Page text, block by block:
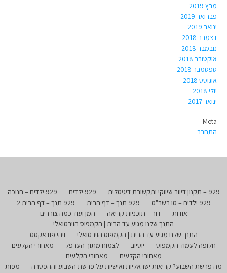
מרץ 2019
פברואר 2019
ינואר 2019
דצמבר 2018
נובמבר 2018
אוקטובר 2018
ספטמבר 2018
אוגוסט 2018
יולי 2018
ינואר 2017
Meta
התחבר
929 – תקנון דיוור שיווקי ותקשורת דיגיטלית 929 ילדים
929 ילדים – חנוכה
929 ילדים – טו בשב"ט
929 תנך – דף הבית
929 תנך – דף הבית 2
אודות
דור – תוכניות קריאה
המן ועוד כמה צוררים
התנך שלנו מגיע עד הבית | הקמפוס הוירטואלי
התנך שלנו מגיע עד הבית | הקמפוס הוירטואלי
ויהי פודאקסט
חלופה לעמוד הקמפוס
יוטיוב לצמוח מתוך הערפל
מאחורי הקלעים
מאחורי הקלעים
מאחורי הקלעים
מה פרשת השבוע? קריאות ישראליות ואישיות על פרשת השבוע וההפטרה
מפות